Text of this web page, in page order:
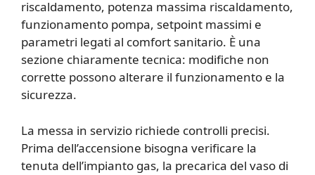
riscaldamento, potenza massima riscaldamento,
funzionamento pompa, setpoint massimi e
parametri legati al comfort sanitario. È una
sezione chiaramente tecnica: modifiche non
corrette possono alterare il funzionamento e la
sicurezza.
La messa in servizio richiede controlli precisi.
Prima dell’accensione bisogna verificare la
tenuta dell’impianto gas, la precarica del vaso di